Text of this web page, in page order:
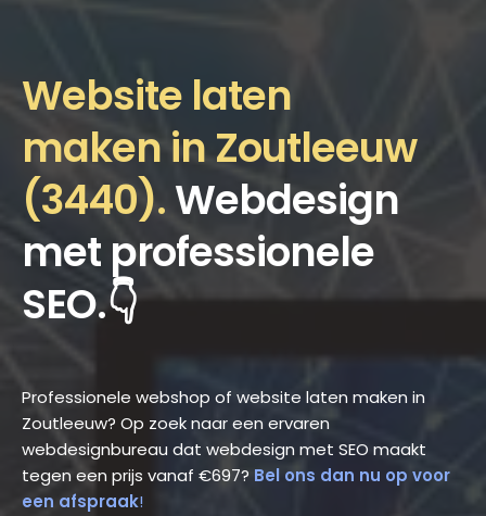
Website laten
maken in Zoutleeuw
(3440).Webdesign
met professionele
SEO.👇
Professionele webshop of website laten maken in
Zoutleeuw? Op zoek naar een ervaren
webdesignbureau dat webdesign met SEO maakt
tegen een prijs vanaf €697? Bel ons dan nu op voor
een afspraak!